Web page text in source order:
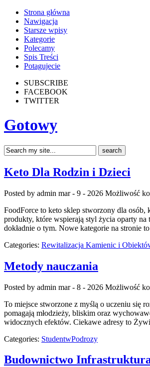
Strona główna
Nawigacja
Starsze wpisy
Kategorie
Polecamy
Spis Treści
Potagujecie
SUBSCRIBE
FACEBOOK
TWITTER
Gotowy
Keto Dla Rodzin i Dzieci
Posted by admin mar - 9 - 2026 Możliwość
FoodForce to keto sklep stworzony dla osób,
produkty, które wspierają styl życia oparty na
dokładnie o tym. Nowe kategorie na stronie
Categories: Rewitalizacja Kamienic i
Metody nauczania
Posted by admin mar - 8 - 2026 Możliwość
To miejsce stworzone z myślą o uczeniu się
pomagają młodzieży, bliskim oraz
widocznych efektów. Ciekawe adresy to
Categories: StudentwPodrozy
Budownictwo